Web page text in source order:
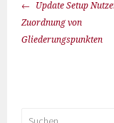
Update Setup
Zuordnung von
Gliederungspunkten